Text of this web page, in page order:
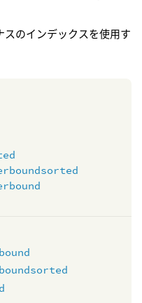
スのインデックスを使用す